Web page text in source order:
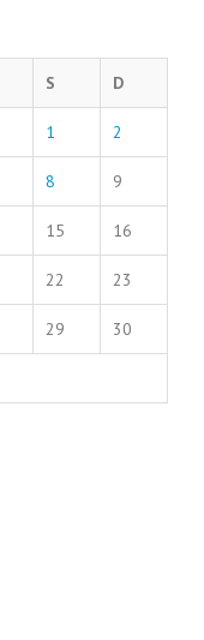
S D
1 2
8 9
15 16
22 23
29 30